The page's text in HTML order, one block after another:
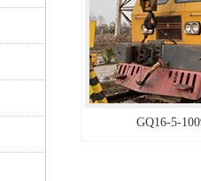
GQ16-5-